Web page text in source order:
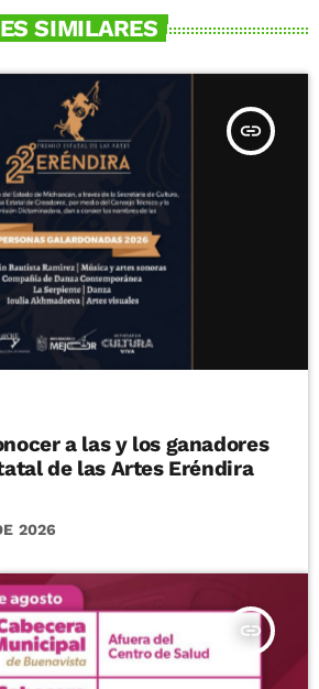
SIMILARES
insert_link
a las y los ganadores
de las Artes Eréndira
2026
insert_link